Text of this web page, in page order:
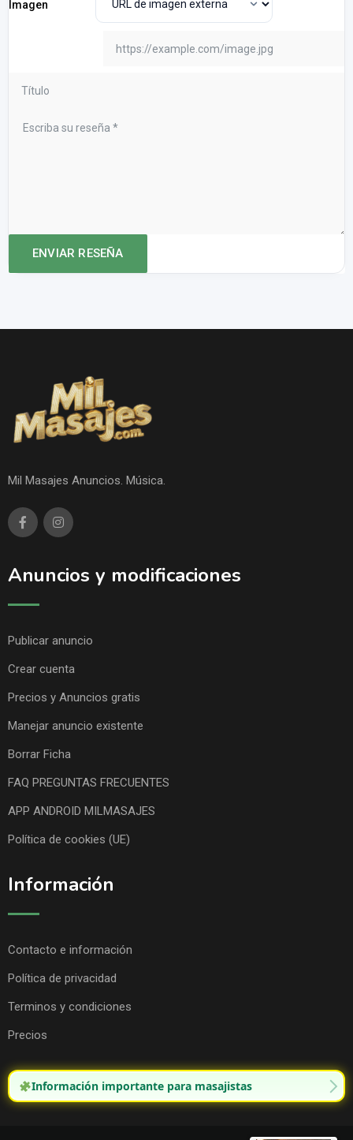
Imagen
Mil Masajes Anuncios. Música.
Anuncios y modificaciones
Publicar anuncio
Crear cuenta
Precios y Anuncios gratis
Manejar anuncio existente
Borrar Ficha
FAQ PREGUNTAS FRECUENTES
APP ANDROID MILMASAJES
Política de cookies (UE)
Información
Contacto e información
Política de privacidad
Terminos y condiciones
Precios
Información importante para masajistas